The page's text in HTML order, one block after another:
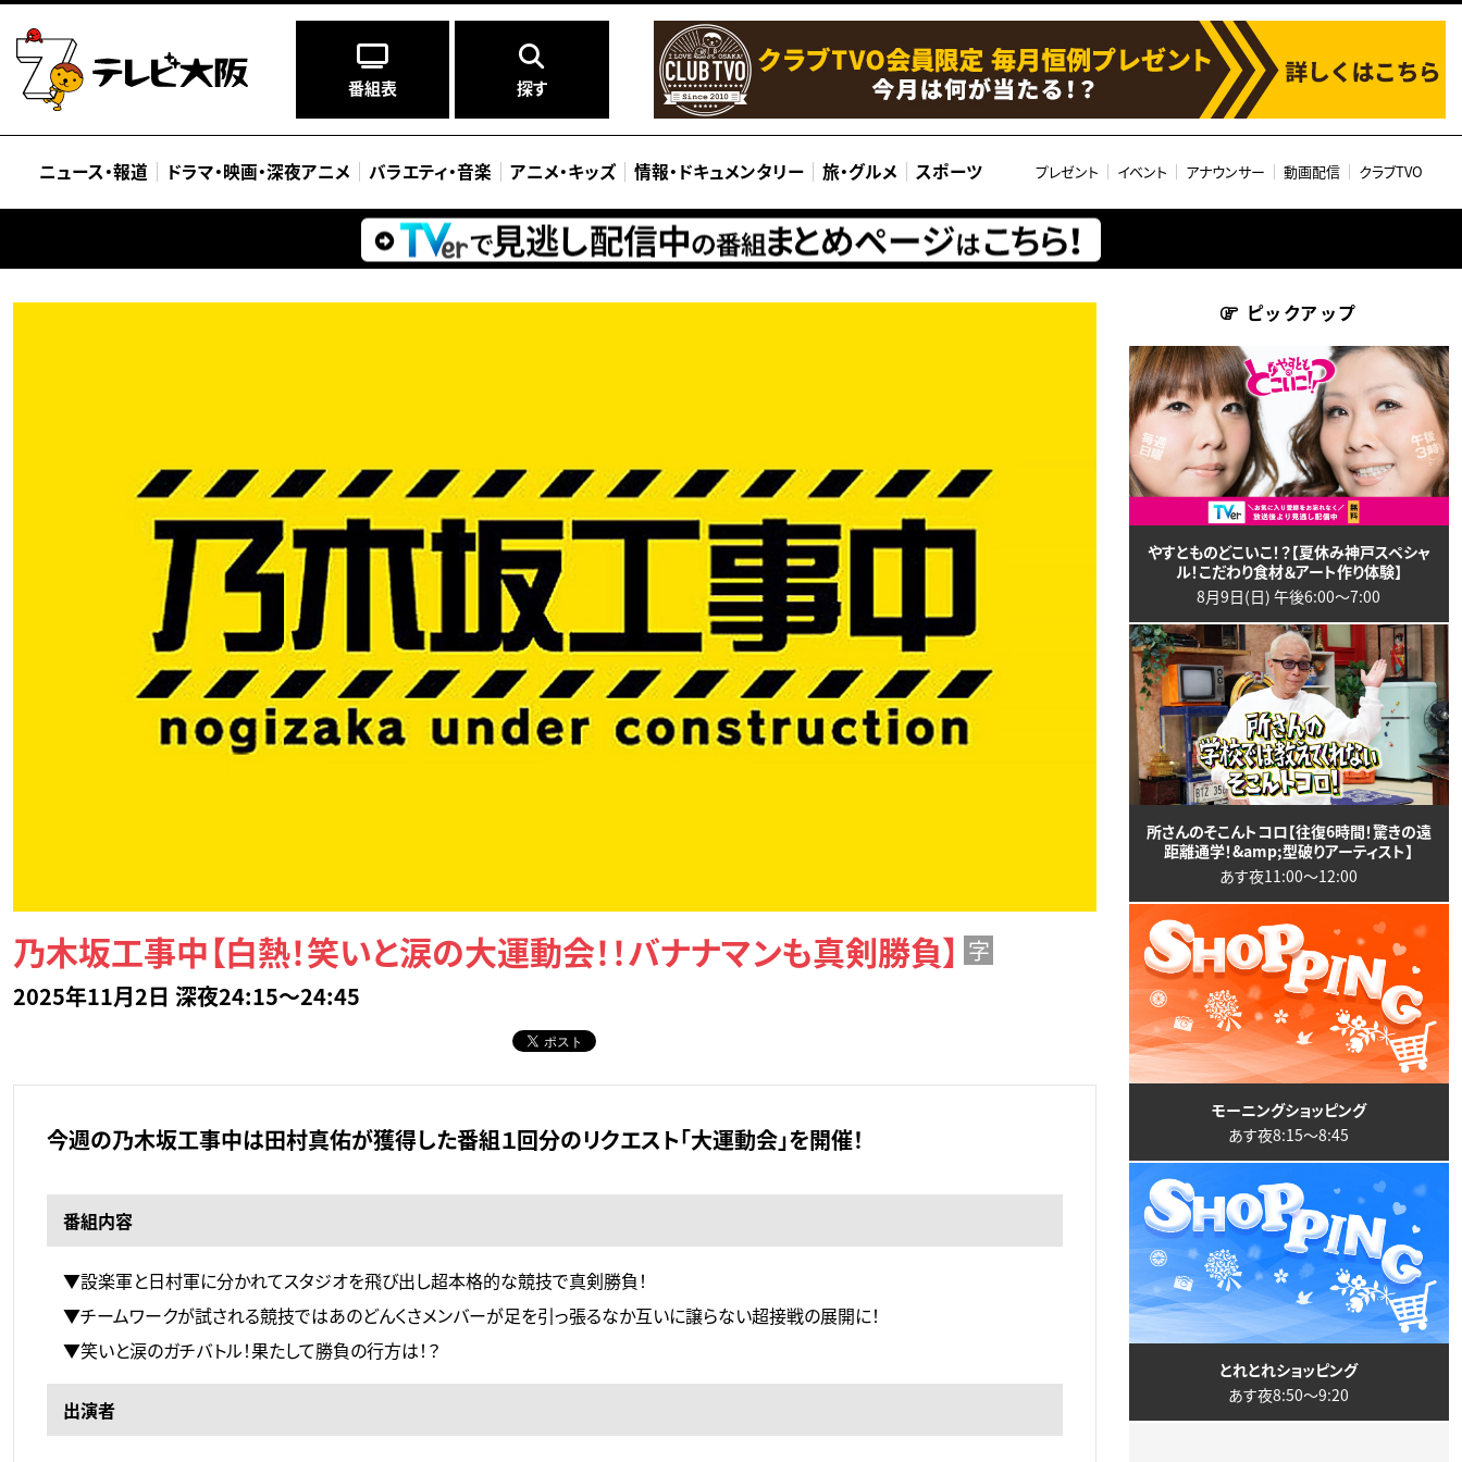
番組表 探す
ニュース・報道 ドラマ・映画・深夜アニメ バラエティ・音楽 アニメ・キッズ 情報・ ドキュメンタリー 旅・グルメ スポーツ プレゼント イベント アナウンサー 動画配信 クラブTVO
乃木坂工事中【白熱！笑いと涙の大運動会！！バナナマンも真剣勝負】 字
2025年11月2日 深夜24:15～24:45
今週の乃木坂工事中は田村真佑が獲得した番組１回分のリクエスト「大運動会」を開催！
番組内容
▼設楽軍と日村軍に分かれてスタジオを飛び出し超本格的な競技で真剣勝負！
▼チームワークが試される競技ではあのどんくさメンバーが足を引っ張るなか互いに譲らない超接戦の展開に！
▼笑いと涙のガチバトル！果たして勝負の行方は！？
出演者
ピックアップ
やすとものどこいこ！？【夏休み神戸スペシャ
ル！こだわり食材＆アート作り体験】
8月9日(日) 午後6:00〜7:00
所さんのそこんトコロ【往復6時間！驚きの遠
距離通学！&amp;型破りアーティスト】
あす夜11:00〜12:00
モーニングショッピング
あす夜8:15〜8:45
とれとれショッピング
あす夜8:50〜9:20